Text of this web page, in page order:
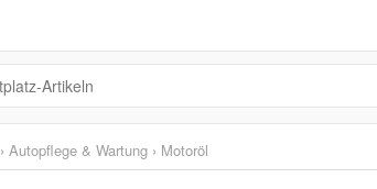
› Autopflege & Wartung › Motoröl